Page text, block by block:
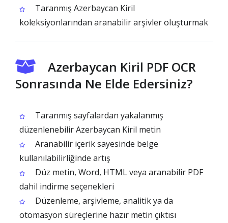
Taranmış Azerbaycan Kiril
koleksiyonlarından aranabilir arşivler oluşturmak
Azerbaycan Kiril PDF OCR
Sonrasında Ne Elde Edersiniz?
Taranmış sayfalardan yakalanmış
düzenlenebilir Azerbaycan Kiril metin
Aranabilir içerik sayesinde belge
kullanılabilirliğinde artış
Düz metin, Word, HTML veya aranabilir PDF
dahil indirme seçenekleri
Düzenleme, arşivleme, analitik ya da
otomasyon süreçlerine hazır metin çıktısı